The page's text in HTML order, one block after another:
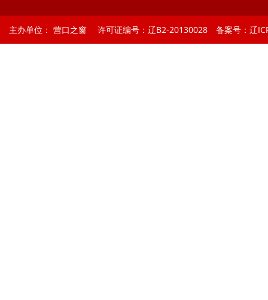
主办单位： 营口之窗 许可证编号：辽B2-20130028 备案号：辽